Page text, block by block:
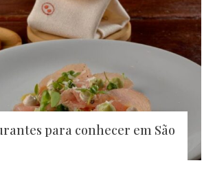
para conhecer em São